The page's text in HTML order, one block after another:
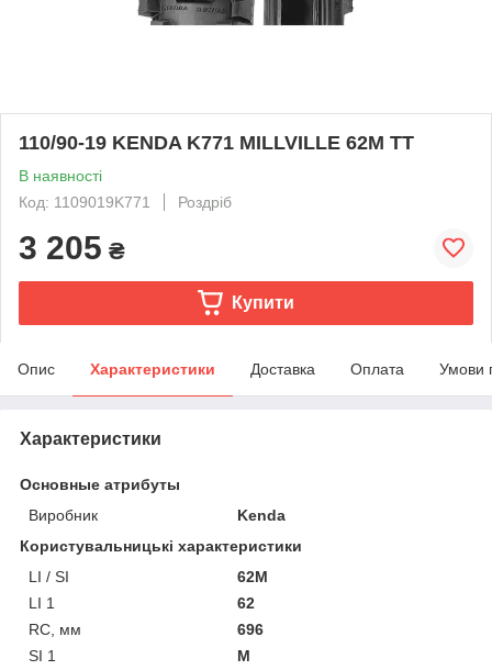
110/90-19 KENDA K771 MILLVILLE 62M TT
В наявності
Код: 1109019K771
Роздріб
3 205 ₴
Купити
Опис Характеристики Доставка Оплата Умови
Характеристики
Основные атрибуты
Виробник
Kenda
Користувальницькі характеристики
LI / SI
62M
LI 1
62
RC, мм
696
SI 1
M